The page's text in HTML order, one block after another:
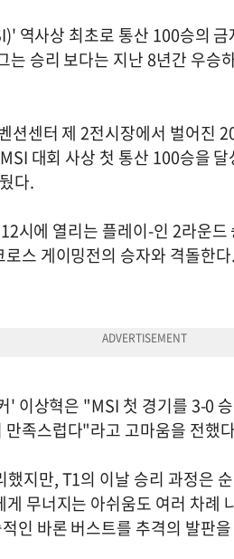
역사상 최초로 통산 100승의
는 승리 보다는 지난 8년간 우승
션센터 제 2전시장에서 벌어진
대회 사상 첫 통산 100승을
다.
시에 열리는 플레이-인 2라운
스 게이밍전의 승자와 격돌한
' 이상혁은 "MSI 첫 경기를 3-0
족스럽다"라고 고마움을 전했
지만, T1의 이날 승리 과정은
무너지는 아쉬움도 여러 차례
인 바론 버스트를 추격의 발판